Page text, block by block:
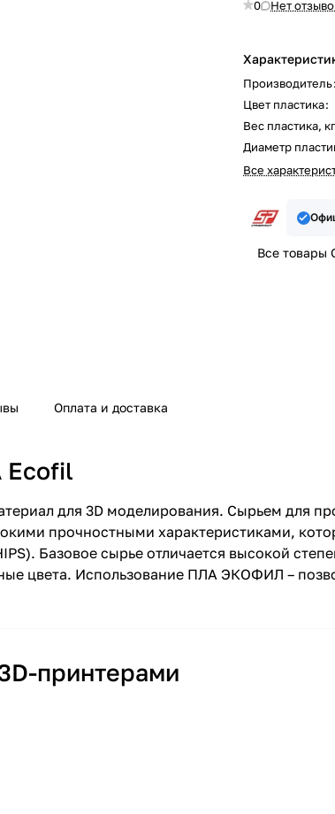
0 Нет
Производитель:
Цвет пластика:
Вес пластика,
Диаметр
Все
Все товары
Оплата и доставка
Ecofil
для 3D моделирования. Сырьем для
прочностными характеристиками,
Базовое сырье отличается высокой
цвета. Использование ПЛА ЭКОФИЛ –
принтерами